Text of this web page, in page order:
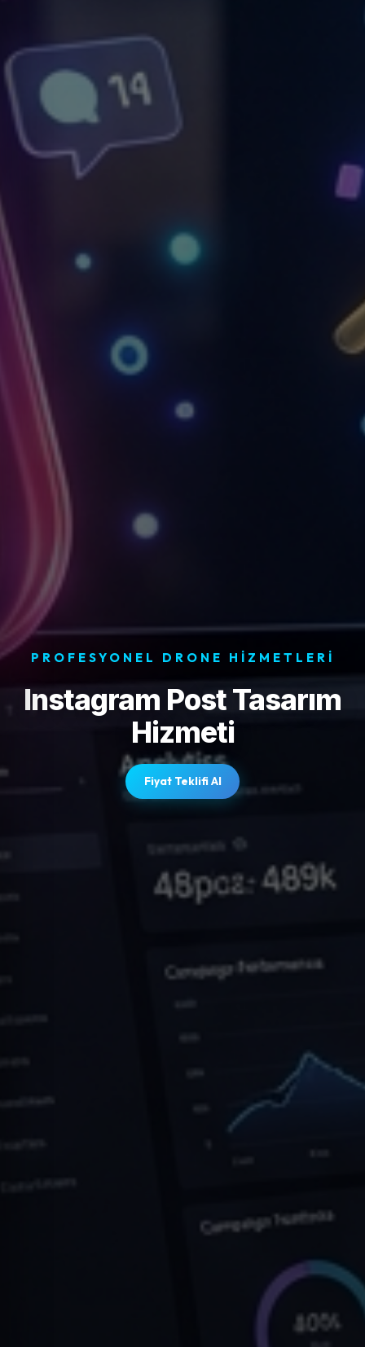
PROFESYONEL DRONE HIZMETLERI
Instagram Post Tasarım
Hizmeti
Fiyat Teklifi Al